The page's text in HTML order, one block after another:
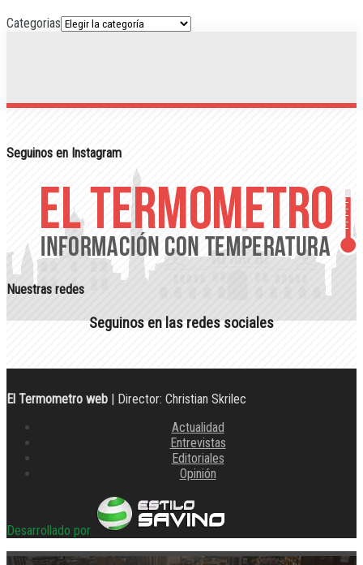
Categorias
Seguinos en Instagram
Nuestras redes
Seguinos en las redes sociales
El Termometro web | Director: Christian Skrilec
Actualidad
Entrevistas
Editoriales
Opinión
Desarrollado por